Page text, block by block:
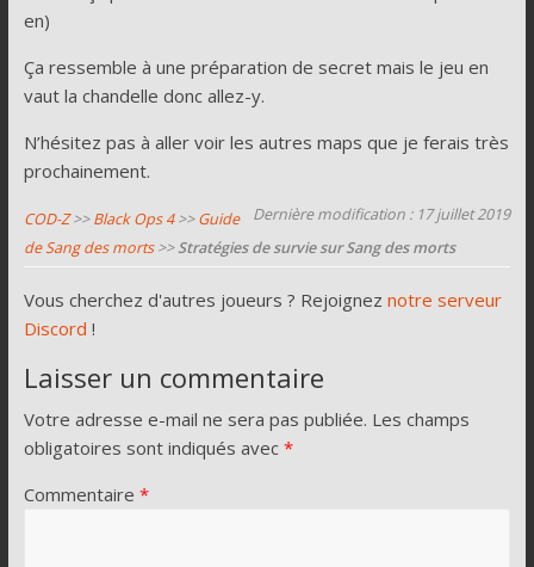
en)
Ça ressemble à une préparation de secret mais le jeu en
vaut la chandelle donc allez-y.
N’hésitez pas à aller voir les autres maps que je ferais très
prochainement.
Dernière modification : 17 juillet 2019
COD-Z>>Black Ops 4>>Guide
de Sang des morts>>Stratégies de survie sur Sang des morts
Vous cherchez d'autres joueurs ? Rejoignez notre serveur
Discord !
Laisser un commentaire
Votre adresse e-mail ne sera pas publiée. Les champs
obligatoires sont indiqués avec *
Commentaire *